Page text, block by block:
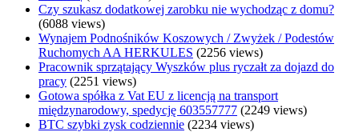
Czy szukasz dodatkowej zarobku nie wychodząc z domu?
(6088 views)
Wynajem Podnośników Koszowych / Zwyżek / Podestów
Ruchomych AA HERKULES (2256 views)
Pracownik sprzątający Wyszków plus ryczałt za dojazd do
pracy (2251 views)
Gotowa spółka z Vat EU z licencją na transport
międzynarodowy, spedycję 603557777 (2249 views)
BTC szybki zysk codziennie (2234 views)